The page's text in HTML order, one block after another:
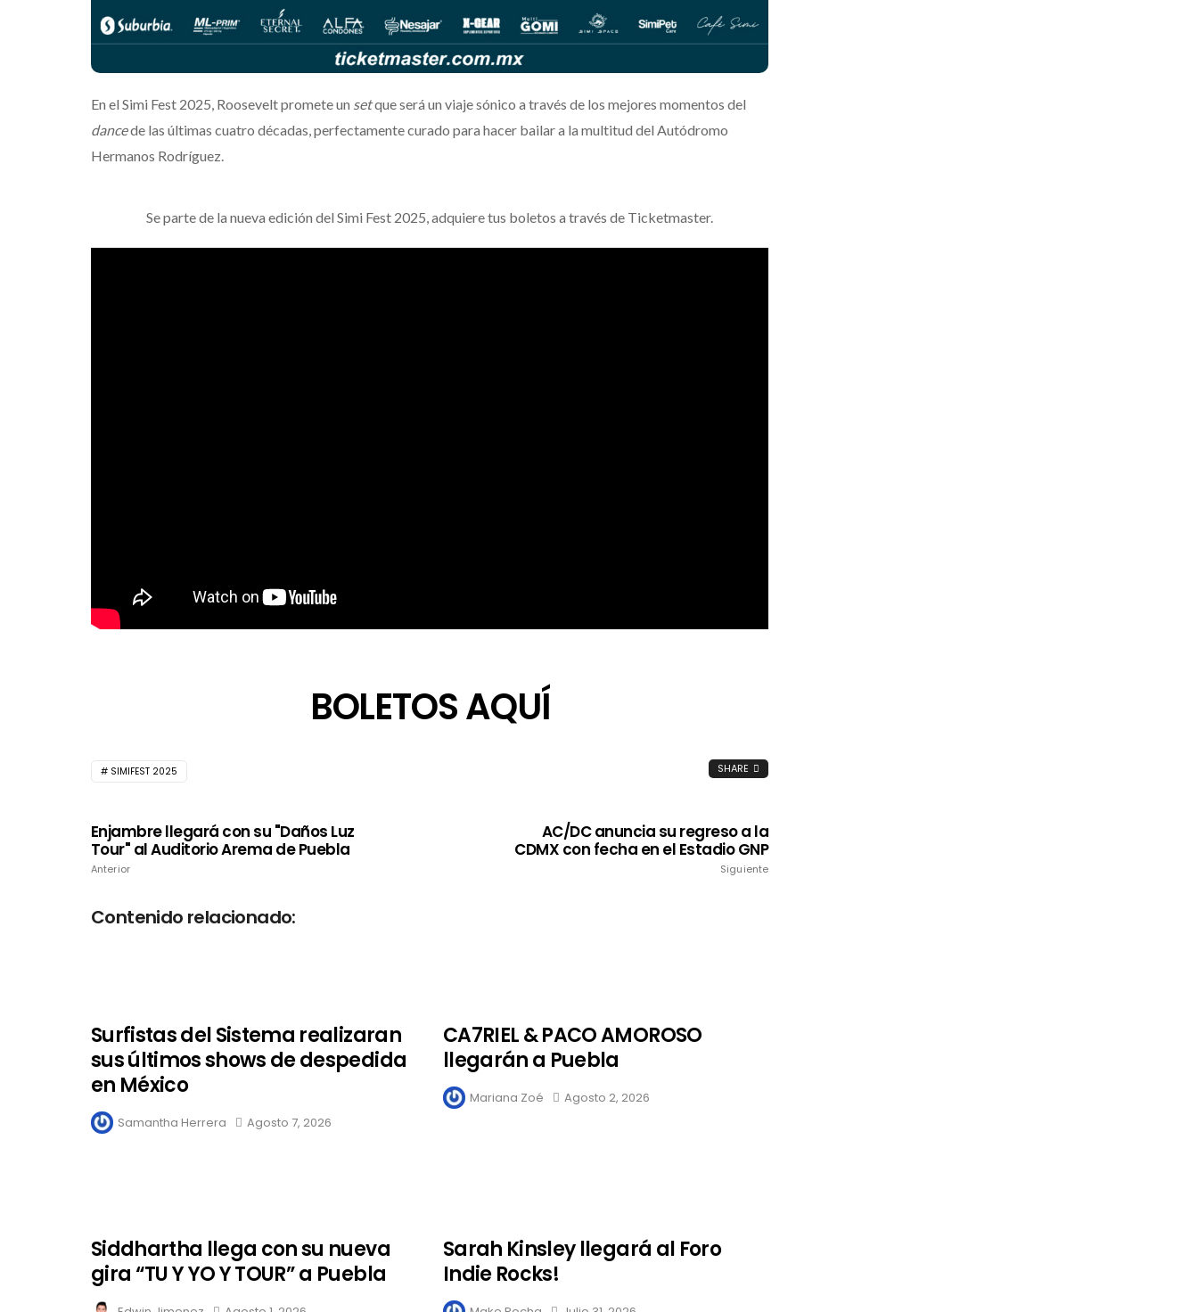
En el Simi Fest 2025, Roosevelt promete un setque será un viaje sónico a través de los mejores momentos del
dancede las últimas cuatro décadas, perfectamente curado para hacer bailar a la multitud del Autódromo
Hermanos Rodríguez.
Se parte de la nueva edición del Simi Fest 2025, adquiere tus boletos a través de Ticketmaster.
BOLETOS AQUÍ
SIMIFEST 2025 SHARE
Enjambre llegará con su "Daños Luz
Tour" al Auditorio Arema de Puebla
Anterior
AC/DC anuncia su regreso a la
CDMX con fecha en el Estadio GNP
Siguiente
Contenido relacionado:
Surfistas del Sistema realizaran
sus últimos shows de despedida
en México
Samantha Herrera Agosto 7, 2026
CA7RIEL & PACO AMOROSO
llegarán a Puebla
Mariana Zoé Agosto 2, 2026
Siddhartha llega con su nueva
gira “TU Y YO Y TOUR” a Puebla
Sarah Kinsley llegará al Foro
Indie Rocks!